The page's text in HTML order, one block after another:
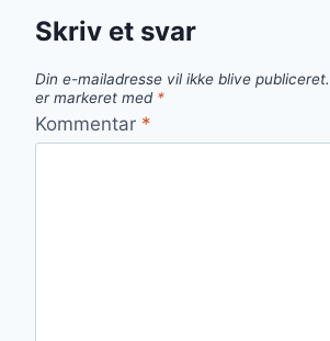
Skriv et svar
Din e-mailadresse vil ikke blive publiceret.
er markeret med *
Kommentar *